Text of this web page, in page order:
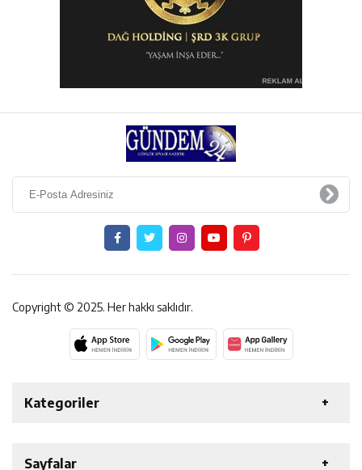
Copyright © 2025. Her hakkı saklıdır.
Kategoriler
EKONOMİ
Sayfalar